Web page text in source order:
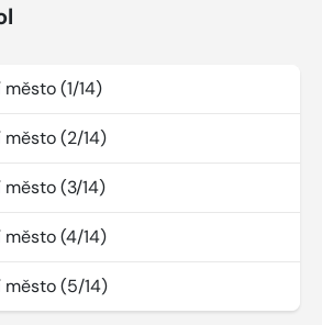
(1/14)
město (2/14)
město (3/14)
město (4/14)
město (5/14)